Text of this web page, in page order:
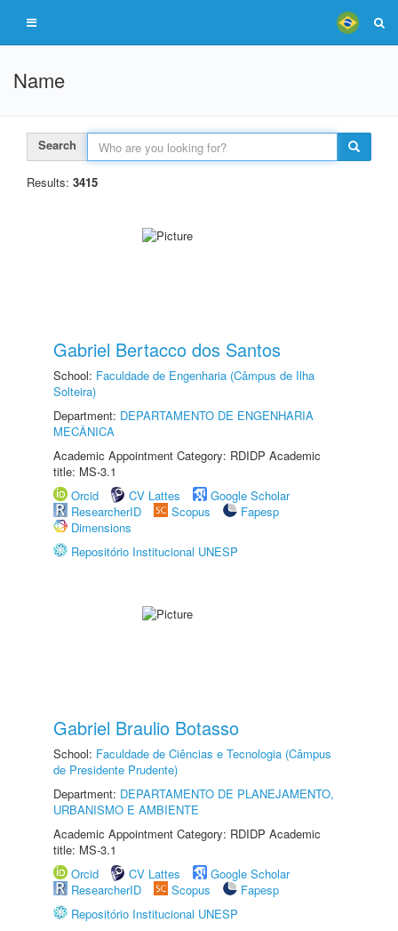
Name
Search
Results: 3415
Gabriel Bertacco dos Santos
School: Faculdade de Engenharia (Câmpus de Ilha
Solteira)
Department: DEPARTAMENTO DE ENGENHARIA
MECÂNICA
Academic Appointment Category: RDIDP Academic
title: MS-3.1
Orcid
CV Lattes
Google Scholar
ResearcherID
Scopus
Fapesp
Dimensions
Repositório Institucional UNESP
Gabriel Braulio Botasso
School: Faculdade de Ciências e Tecnologia (Câmpus
de Presidente Prudente)
Department: DEPARTAMENTO DE PLANEJAMENTO,
URBANISMO E AMBIENTE
Academic Appointment Category: RDIDP Academic
title: MS-3.1
Orcid
CV Lattes
Google Scholar
ResearcherID
Scopus
Fapesp
Repositório Institucional UNESP